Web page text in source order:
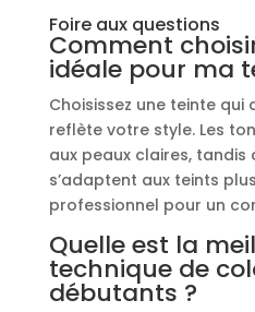
Foire aux questions
Comment
idéale pour ma
Choisissez une teinte
reflète votre style. Les
aux peaux claires, tandis
s’adaptent aux teints
professionnel pour un
Quelle est la
technique de
débutants ?